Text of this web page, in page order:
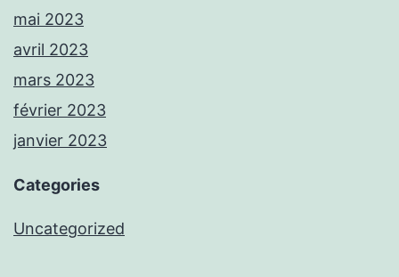
mai 2023
avril 2023
mars 2023
février 2023
janvier 2023
Categories
Uncategorized